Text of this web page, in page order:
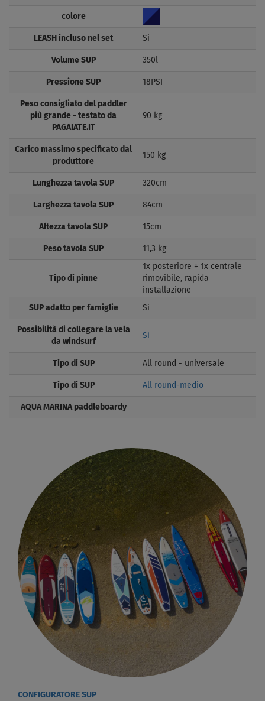
colore
LEASH incluso nel set Si
Volume SUP 350l
Pressione SUP 18PSI
Peso consigliato del paddler
più grande - testato da
PAGAIATE.IT
90 kg
Carico massimo specificato dal
produttore
150 kg
Lunghezza tavola SUP 320cm
Larghezza tavola SUP 84cm
Altezza tavola SUP 15cm
Peso tavola SUP 11,3 kg
Tipo di pinne
1x posteriore + 1x centrale
rimovibile, rapida
installazione
SUP adatto per famiglie Si
Possibilità di collegare la vela
da windsurf
Si
Tipo di SUP All round - universale
Tipo di SUP All round-medio
AQUA MARINA paddleboardy
CONFIGURATORE SUP